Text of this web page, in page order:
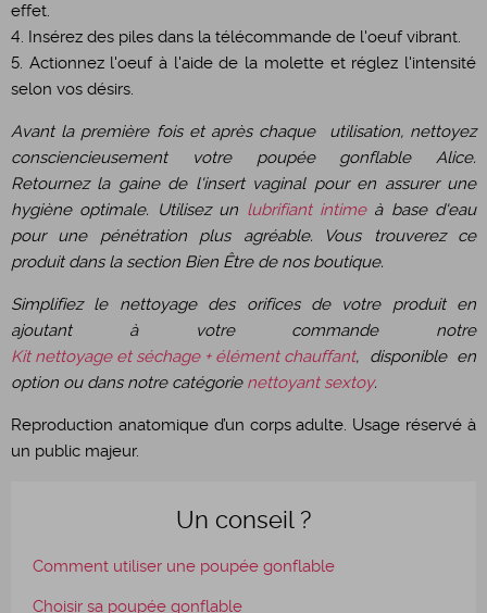
effet.
4. Insérez des piles dans la télécommande de l'oeuf vibrant.
5. Actionnez l'oeuf à l'aide de la molette et réglez l'intensité
selon vos désirs.
Avant la première fois et après chaque utilisation, nettoyez
consciencieusement votre poupée gonflable Alice.
Retournez la gaine de l'insert vaginal pour en assurer une
hygiène optimale. Utilisez un lubrifiant intimeà base d'eau
pour une pénétration plus agréable. Vous trouverez ce
produit dans la section Bien Être de nos boutique.
Simplifiez le nettoyage des orifices de votre produit en
ajoutant à votre commande notre
Kit nettoyage et séchage + élément chauffant, disponible en
option ou dans notre catégorie nettoyant sextoy.
Reproduction anatomique d’un corps adulte. Usage réservé à
un public majeur.
Un conseil ?
Comment utiliser une poupée gonflable
Choisir sa poupée gonflable